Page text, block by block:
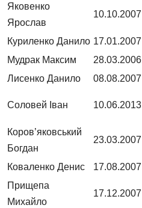
Яковенко
Ярослав
10.10.2007
Куриленко Данило 17.01.2007
Мудрак Максим 28.03.2006
Лисенко Данило 08.08.2007
Соловей Іван 10.06.2013
Коров’яковський
Богдан
23.03.2007
Коваленко Денис 17.08.2007
Прищепа
Михайло
17.12.2007